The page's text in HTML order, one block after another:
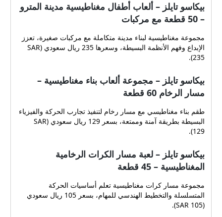
بيكاسو تايلز – ألعاب أطفال مغناطيسية مدينة المترو
– 50 قطعة مع مركبات
مجموعة مغناطيسية لبناء مدينة متكاملة مع مركبات صغيرة، تعزز
الإبداع وفهم الأنظمة البسيطة، وسعرها 235 ريال سعودي (SAR
235).
بيكاسو تايلز – مجموعة ألعاب بناء مغناطيسية –
مسار الرخام 60 قطعة
طقم بناء مغناطيسي مع مسار رخام لتنفيذ تجارب الحركة والفيزياء
البسيطة بطريقة آمنة وممتعة، بسعر 129 ريال سعودي (SAR
129).
بيكاسو تايلز – لعبة مسار الكرات الرخامية
المغناطيسية – 45 قطعة
مجموعة مسار كرات مغناطيسية تعلم أساسيات الحركة
المتسلسلة والتخطيط الهندسي للمهام، بسعر 105 ريال سعودي
(SAR 105).